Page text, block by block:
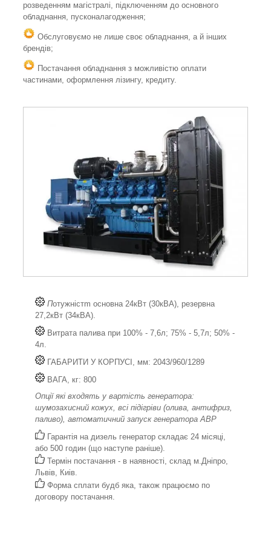
розведенням магістралі, підключенням до основного
обладнання, пусконалагодження;
Обслуговуємо не лише своє обладнання, а й інших
брендів;
Постачання обладнання з можливістю оплати
частинами, оформлення лізингу, кредиту.
Потужністm основна 24кВт (30кВА), резервна
27,2кВт (34кВА).
Витрата палива при 100% - 7,6л; 75% - 5,7л; 50% -
4л.
ГАБАРИТИ У КОРПУСІ, мм: 2043/960/1289
ВАГА, кг: 800
Опції які входять у вартість генератора:
шумозахисний кожух, всі підігріви (олива, антифриз,
паливо), автоматичний запуск генератора АВР
Гарантія на дизель генератор складає 24 місяці,
або 500 годин (що наступе раніше).
Термін постачання - в наявності, склад м.Дніпро,
Львів, Киів.
Форма сплати будб яка, також працюємо по
договору постачання.